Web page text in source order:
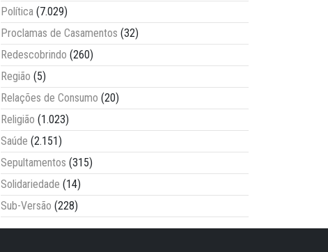
Política (7.029)
Proclamas de Casamentos (32)
Redescobrindo (260)
Região (5)
Relações de Consumo (20)
Religião (1.023)
Saúde (2.151)
Sepultamentos (315)
Solidariedade (14)
Sub-Versão (228)